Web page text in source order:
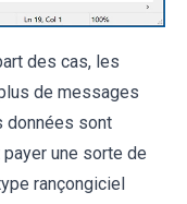
des cas, les
de messages
données sont
une sorte de
rançongiciel